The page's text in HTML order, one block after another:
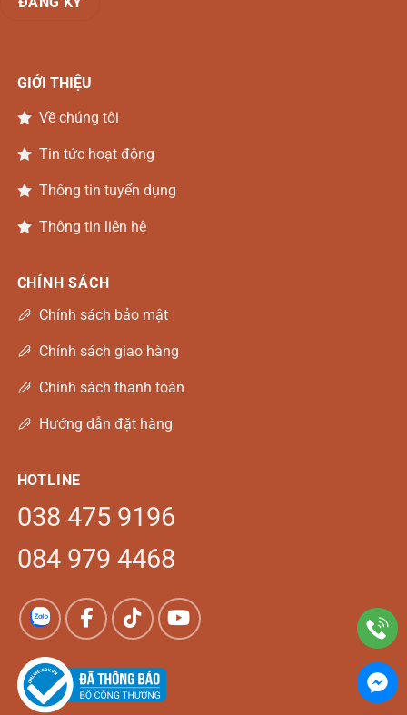
GIỚI THIỆU
Về chúng tôi
Tin tức hoạt động
Thông tin tuyển dụng
Thông tin liên hệ
CHÍNH SÁCH
Chính sách bảo mật
Chính sách giao hàng
Chính sách thanh toán
Hướng dẫn đặt hàng
HOTLINE
038 475 9196
084 979 4468